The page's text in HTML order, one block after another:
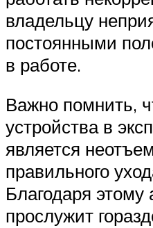
владельцу
постоянными
в работе.
Важно помнить,
устройства в
является
правильного
Благодаря этому
прослужит